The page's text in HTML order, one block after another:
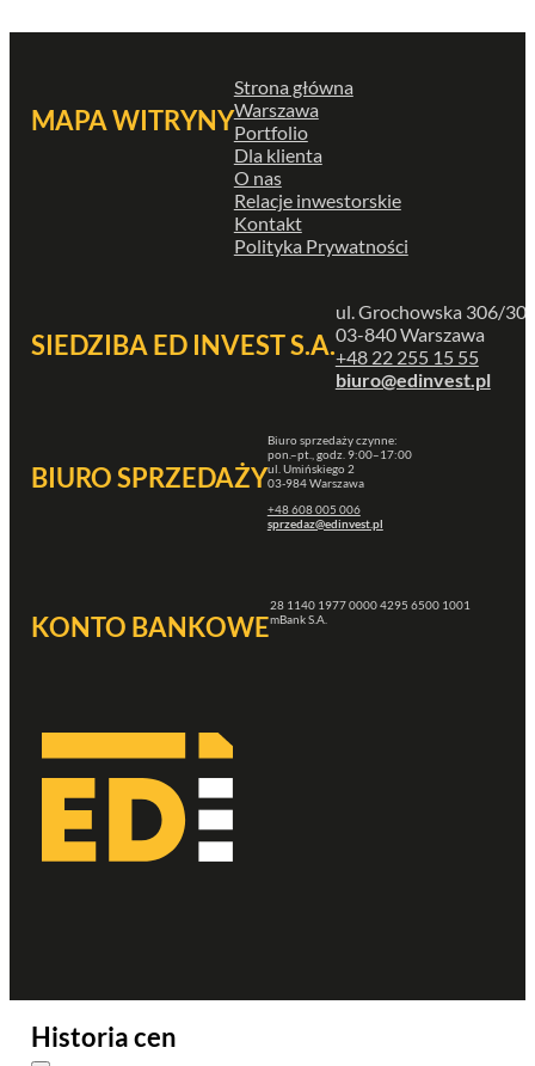
MAPA WITRYNY
Strona główna
Warszawa
Portfolio
Dla klienta
O nas
Relacje inwestorskie
Kontakt
Polityka Prywatności
SIEDZIBA ED INVEST S.A.
ul. Grochowska 306/
03-840 Warszawa
+48 22 255 15 55
biuro@edinvest.pl
BIURO SPRZEDAŻY
Biuro sprzedaży czynne:
pon.–pt., godz. 9:00–17:00
ul. Umińskiego 2
03-984 Warszawa
+48 608 005 006
sprzedaz@edinvest.pl
KONTO BANKOWE
28 1140 1977 0000 4295 6500 1001
mBank S.A.
Historia cen